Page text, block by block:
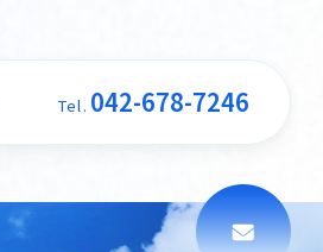
Tel. 042-678-7246